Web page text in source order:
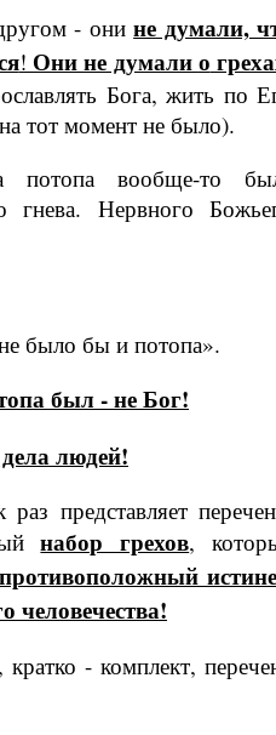
- онине думали,
! Они не думалио
Бога, жить по
тот момент не было).
вообще-то
гнева. Нерв­ного
было бы и по­топа».
был - не Бог!
людей!
представляет
набор грехов,
противоположный
человечества!
кратко - комп­лект,